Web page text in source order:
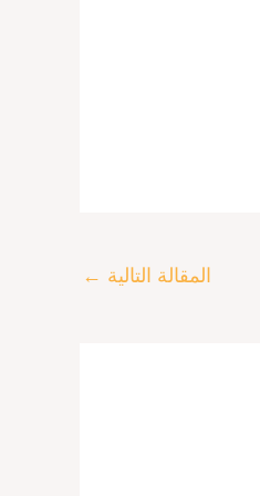
المقالة التالية ←